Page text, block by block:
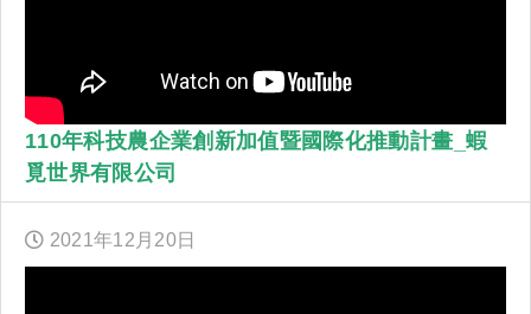
110年科技農企業創新加值暨國際化推動計畫_蝦
覓世界有限公司
2021年12 月 20日